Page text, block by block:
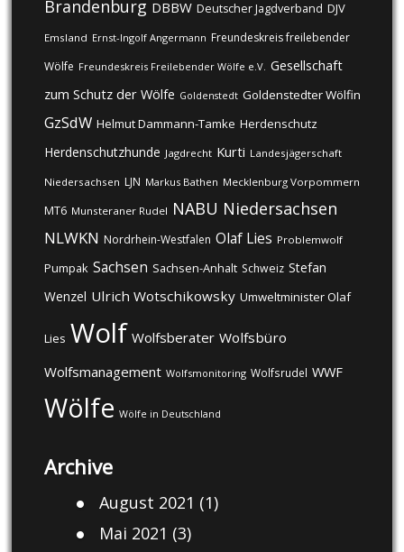
Brandenburg DBBW Deutscher Jagdverband DJV
Emsland Ernst-Ingolf Angermann Freundeskreis freilebender
Wölfe Freundeskreis Freilebender Wölfe e.V. Gesellschaft
zum Schutz der Wölfe Goldenstedt Goldenstedter Wölfin
GzSdW Helmut Dammann-Tamke Herdenschutz
Herdenschutzhunde Jagdrecht Kurti Landesjägerschaft
Niedersachsen LJN Markus Bathen Mecklenburg Vorpommern
MT6 Munsteraner Rudel NABU Niedersachsen
NLWKN Nordrhein-Westfalen Olaf Lies Problemwolf
Pumpak Sachsen Sachsen-Anhalt Schweiz Stefan
Wenzel Ulrich Wotschikowsky Umweltminister Olaf
Lies Wolf Wolfsberater Wolfsbüro
Wolfsmanagement Wolfsmonitoring Wolfsrudel WWF
Wölfe Wölfe in Deutschland
Archive
August 2021 (1)
Mai 2021 (3)